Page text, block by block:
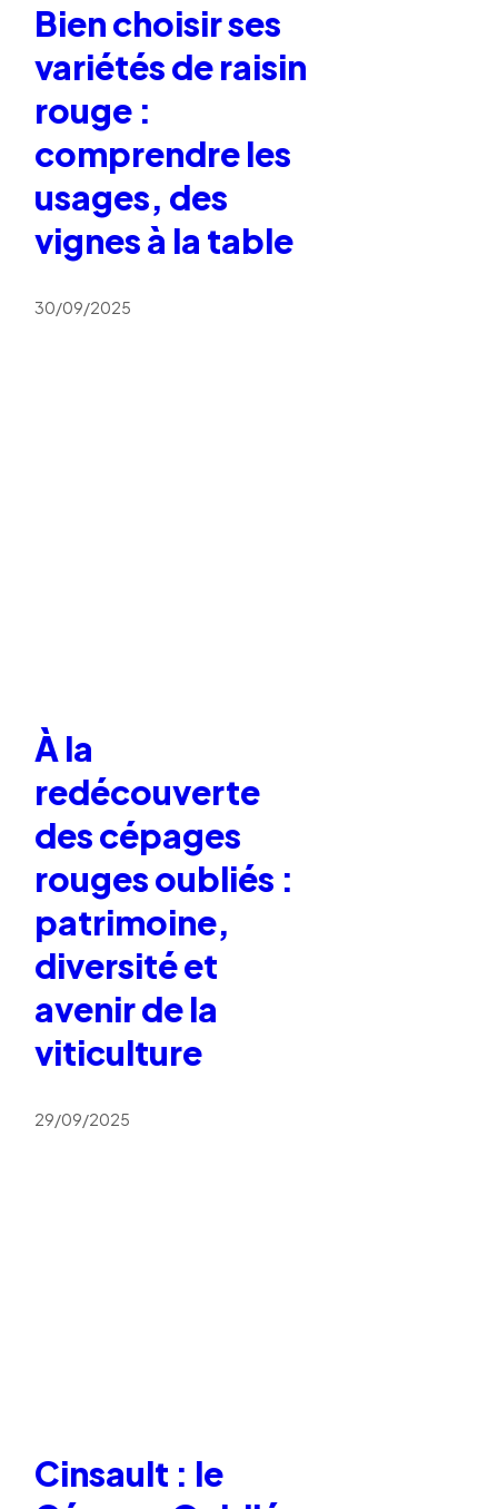
Bien choisir ses
variétés de raisin
rouge :
comprendre les
usages, des
vignes à la table
30/09/2025
À la
redécouverte
des cépages
rouges oubliés :
patrimoine,
diversité et
avenir de la
viticulture
29/09/2025
Cinsault : le